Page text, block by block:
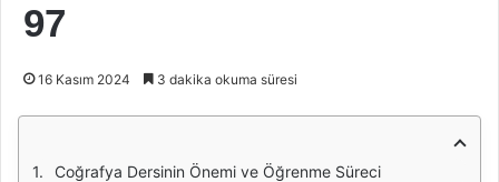
97
16 Kasım 2024 3 dakika okuma süresi
Coğrafya Dersinin Önemi ve Öğrenme Süreci